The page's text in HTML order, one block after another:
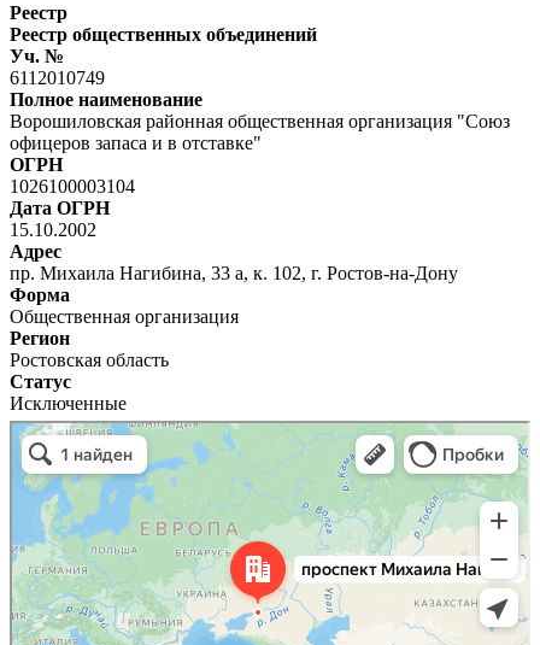
Реестр
Реестр общественных объединений
Уч. №
6112010749
Полное наименование
Ворошиловская районная общественная организация "Союз
офицеров запаса и в отставке"
ОГРН
1026100003104
Дата ОГРН
15.10.2002
Адрес
пр. Михаила Нагибина, 33 а, к. 102, г. Ростов-на-Дону
Форма
Общественная организация
Регион
Ростовская область
Статус
Исключенные